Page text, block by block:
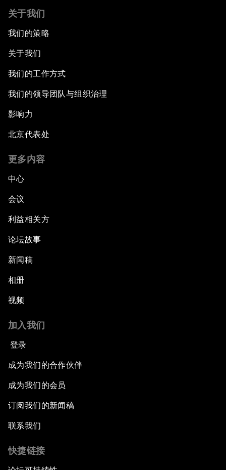
关于我们
我们的策略
关于我们
我们的工作方式
我们的领导团队与组织治理
影响力
北京代表处
更多内容
中心
会议
利益相关方
论坛故事
新闻稿
相册
视频
加入我们
登录
成为我们的合作伙伴
成为我们的会员
订阅我们的新闻稿
联系我们
快捷链接